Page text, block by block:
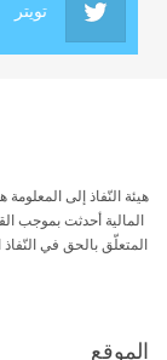
تويتر
هيئة النّفاذ إلى
المتعلّق بالحق في
الموقع